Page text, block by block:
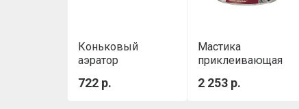
Коньковый
аэратор
722 р.
Мастика
приклеивающая
3,6 кг
2 253 р.